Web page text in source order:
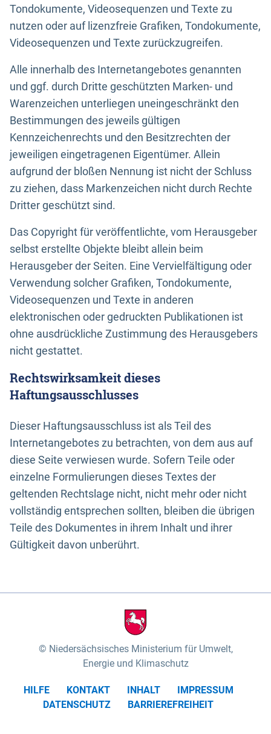
Tondokumente, Videosequenzen und Texte zu
nutzen oder auf lizenzfreie Grafiken, Tondokumente,
Videosequenzen und Texte zurückzugreifen.
Alle innerhalb des Internetangebotes genannten
und ggf. durch Dritte geschützten Marken- und
Warenzeichen unterliegen uneingeschränkt den
Bestimmungen des jeweils gültigen
Kennzeichenrechts und den Besitzrechten der
jeweiligen eingetragenen Eigentümer. Allein
aufgrund der bloßen Nennung ist nicht der Schluss
zu ziehen, dass Markenzeichen nicht durch Rechte
Dritter geschützt sind.
Das Copyright für veröffentlichte, vom Herausgeber
selbst erstellte Objekte bleibt allein beim
Herausgeber der Seiten. Eine Vervielfältigung oder
Verwendung solcher Grafiken, Tondokumente,
Videosequenzen und Texte in anderen
elektronischen oder gedruckten Publikationen ist
ohne ausdrückliche Zustimmung des Herausgebers
nicht gestattet.
Rechtswirksamkeit dieses
Haftungsausschlusses
Dieser Haftungsausschluss ist als Teil des
Internetangebotes zu betrachten, von dem aus auf
diese Seite verwiesen wurde. Sofern Teile oder
einzelne Formulierungen dieses Textes der
geltenden Rechtslage nicht, nicht mehr oder nicht
vollständig entsprechen sollten, bleiben die übrigen
Teile des Dokumentes in ihrem Inhalt und ihrer
Gültigkeit davon unberührt.
Niedersächsisches Ministerium für Umwelt,
Energie und Klimaschutz
HILFE KONTAKT INHALT
IMPRESSUM
DATENSCHUTZ
BARRIEREFREIHEIT